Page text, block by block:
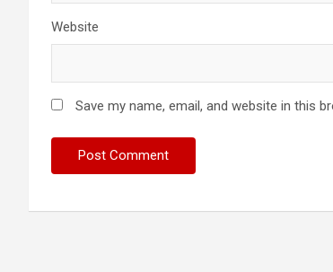
Website
Save my name, email, and website in this